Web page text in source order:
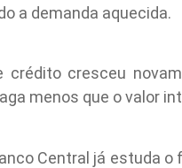
a demanda aquecida.
cresceu
menos que o valor
Central já estuda